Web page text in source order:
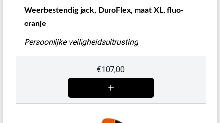
Weerbestendig jack, DuroFlex, maat XL, fluo-
oranje
Persoonlijke veiligheidsuitrusting
€107,00